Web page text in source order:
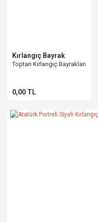
Kırlangıç Bayrak
Toptan Kırlangıç Bayrakları
0,00 TL